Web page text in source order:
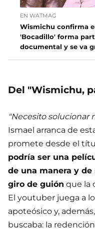
EN WATMAG
Wismichu confirma
'Bocadillo' forma
documental y se va
Del "Wismichu,
"Necesito solucionar
Ismael arranca de
promete desde el
podría ser una
de una manera y
giro de guión que la
El youtuber juega a
apoteósico y,
buscaba: la